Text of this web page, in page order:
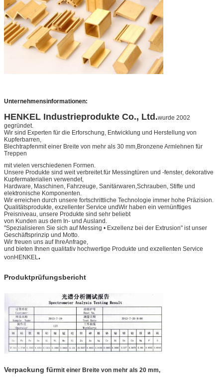
Unternehmensinformationen:
HENKEL Industrieprodukte Co., Ltd.wurde 2002
gegründet.
Wir sind Experten für die Erforschung, Entwicklung und Herstellung von
Kupferbarren,
Blechtrapfenmit einer Breite von mehr als 30 mm,Bronzene Armlehnen für
Treppen
mit vielen verschiedenen Formen.
Unsere Produkte sind weit verbreitet.für Messingtüren und -fenster, dekorative
Kupfermaterialien verwendet,
Hardware, Maschinen, Fahrzeuge, Sanitärwaren,Schrauben, Stifte und
elektronische Komponenten.
Wir erreichen durch unsere fortschrittliche Technologie immer hohe Präzision.
Qualitätsprodukte, exzellenter Service undWir haben ein vernünftiges
Preisniveau, unsere Produkte sind sehr beliebt
von Kunden aus dem In- und Ausland.
"Spezialisieren Sie sich auf Messing • Exzellenz bei der Extrusion" ist unser
Geschäftsprinzip und Motto.
Wir freuen uns auf IhreAnfrage,
und bieten Ihnen qualitativ hochwertige Produkte und exzellenten Service
vonHENKEL.
Produktprüfungsbericht
Verpackung fürmit einer Breite von mehr als 20 mm,